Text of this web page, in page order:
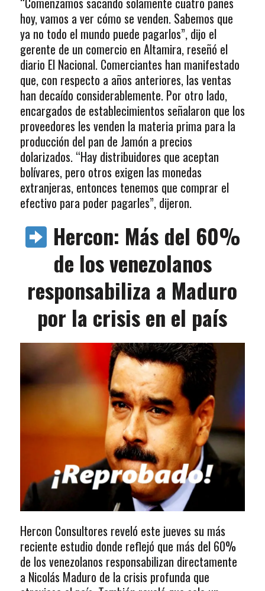
hoy, vamos a ver cómo se venden. Sabemos que
ya no todo el mundo puede pagarlos”, dijo el
gerente de un comercio en Altamira, reseñó el
diario El Nacional. Comerciantes han manifestado
que, con respecto a años anteriores, las ventas
han decaído considerablemente. Por otro lado,
encargados de establecimientos señalaron que los
proveedores les venden la materia prima para la
producción del pan de Jamón a precios
dolarizados. “Hay distribuidores que aceptan
bolívares, pero otros exigen las monedas
extranjeras, entonces tenemos que comprar el
efectivo para poder pagarles”, dijeron.
Hercon: Más del 60%
de los venezolanos
responsabiliza a Maduro
por la crisis en el país
Hercon Consultores reveló este jueves su más
reciente estudio donde reflejó que más del 60%
de los venezolanos responsabilizan directamente
a Nicolás Maduro de la crisis profunda que